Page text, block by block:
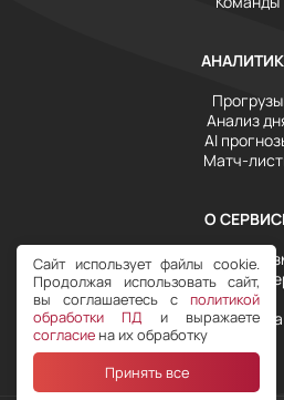
Прогрузы
Анализ
AI
Матч-
О
Инструменты и
Служба
Тарифы
Условия
Сайт использует файлы cookie.
Продолжая использовать сайт,
вы соглашаетесь с политикой
обработки ПД и выражаете
согласие на их обработку
Принять все